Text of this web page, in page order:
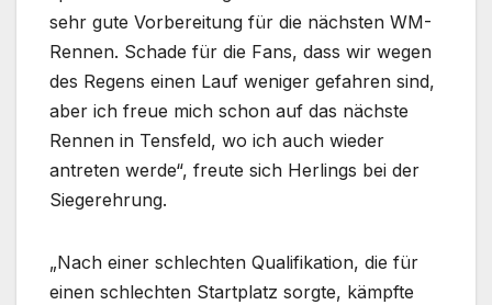
sehr gute Vorbereitung für die nächsten WM-
Rennen. Schade für die Fans, dass wir wegen
des Regens einen Lauf weniger gefahren sind,
aber ich freue mich schon auf das nächste
Rennen in Tensfeld, wo ich auch wieder
antreten werde“, freute sich Herlings bei der
Siegerehrung.
„Nach einer schlechten Qualifikation, die für
einen schlechten Startplatz sorgte, kämpfte